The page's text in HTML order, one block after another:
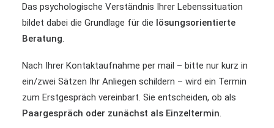
Das psychologische Verständnis Ihrer Lebenssituation
bildet dabei die Grundlage für die lösungsorientierte
Beratung.
Nach Ihrer Kontaktaufnahme per mail – bitte nur kurz in
ein/zwei Sätzen Ihr Anliegen schildern – wird ein Termin
zum Erstgespräch vereinbart. Sie entscheiden, ob als
Paargespräch oder zunächst als Einzeltermin.